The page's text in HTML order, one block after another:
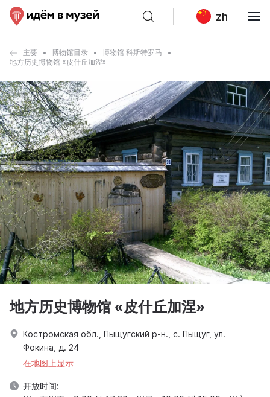
zh
主要 博物馆目录
博物馆 科斯特罗马
地方历史博物馆 «皮什丘加涅»
地方历史博物馆 «皮什丘加涅»
Костромская обл., Пыщугский р-н., с. Пыщуг, ул.
Фокина, д. 24
在地图上显示
开放时间: